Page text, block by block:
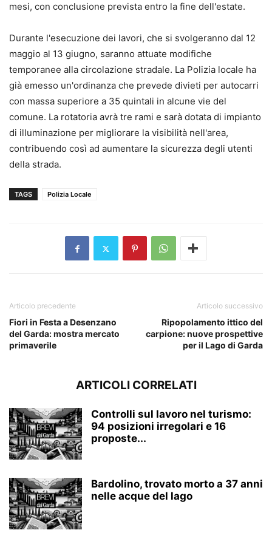
mesi, con conclusione prevista entro la fine dell'estate.
Durante l'esecuzione dei lavori, che si svolgeranno dal 12
maggio al 13 giugno, saranno attuate modifiche
temporanee alla circolazione stradale. La Polizia locale ha
già emesso un'ordinanza che prevede divieti per autocarri
con massa superiore a 35 quintali in alcune vie del
comune. La rotatoria avrà tre rami e sarà dotata di impianto
di illuminazione per migliorare la visibilità nell'area,
contribuendo così ad aumentare la sicurezza degli utenti
della strada.
TAGS Polizia Locale
Articolo precedente
Fiori in Festa a Desenzano
del Garda: mostra mercato
primaverile
Articolo successivo
Ripopolamento ittico del
carpione: nuove prospettive
per il Lago di Garda
ARTICOLI CORRELATI
Controlli sul lavoro nel turismo:
94 posizioni irregolari e 16
proposte...
Bardolino, trovato morto a 37 anni
nelle acque del lago